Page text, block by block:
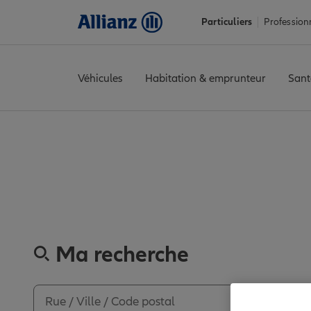
Particuliers
Véhicules Habitation & emprunteur
Ma recherche